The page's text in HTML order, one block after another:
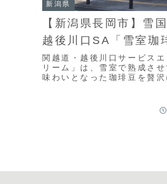
新潟県
【新潟県長岡市】雪
越後川口SA「雪室珈
関越道・越後川口サービス
リーム」は、雪室で熟成さ
味わいとなった珈琲豆を贅